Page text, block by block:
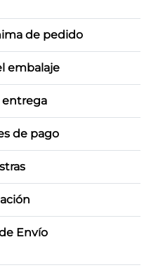
de pedido
embalaje
entrega
de pago
Envío